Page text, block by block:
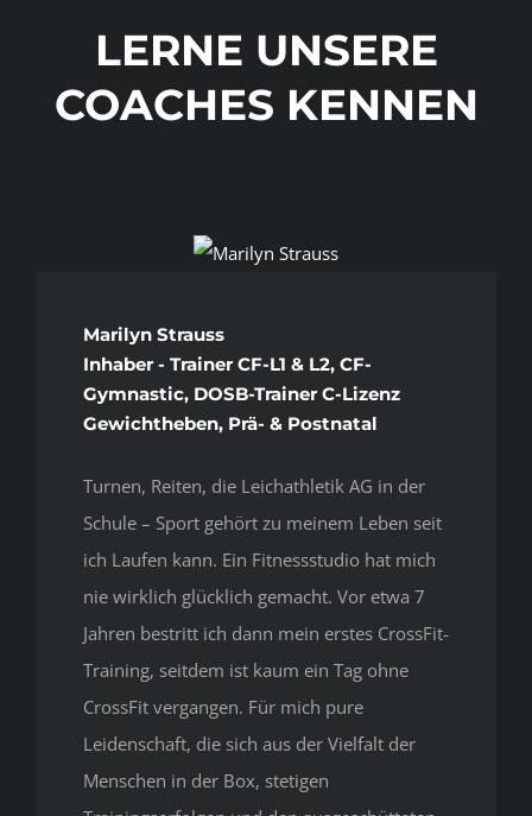
LERNE UNSERE
COACHES KENNEN
Marilyn Strauss
Inhaber - Trainer CF-L1 & L2, CF-
Gymnastic, DOSB-Trainer C-Lizenz
Gewichtheben, Prä- & Postnatal
Turnen, Reiten, die Leichathletik AG in der
Schule – Sport gehört zu meinem Leben seit
ich Laufen kann. Ein Fitnessstudio hat mich
nie wirklich glücklich gemacht. Vor etwa 7
Jahren bestritt ich dann mein erstes CrossFit-
Training, seitdem ist kaum ein Tag ohne
CrossFit vergangen. Für mich pure
Leidenschaft, die sich aus der Vielfalt der
Menschen in der Box, stetigen